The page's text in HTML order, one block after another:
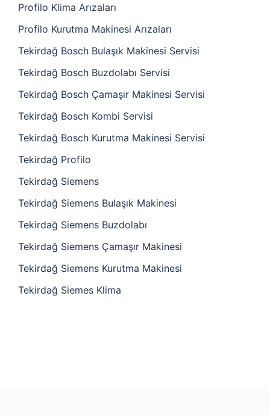
Profilo Klima Arızaları
Profilo Kurutma Makinesi Arızaları
Tekirdağ Bosch Bulaşık Makinesi Servisi
Tekirdağ Bosch Buzdolabı Servisi
Tekirdağ Bosch Çamaşır Makinesi Servisi
Tekirdağ Bosch Kombi Servisi
Tekirdağ Bosch Kurutma Makinesi Servisi
Tekirdağ Profilo
Tekirdağ Siemens
Tekirdağ Siemens Bulaşık Makinesi
Tekirdağ Siemens Buzdolabı
Tekirdağ Siemens Çamaşır Makinesi
Tekirdağ Siemens Kurutma Makinesi
Tekirdağ Siemes Klima